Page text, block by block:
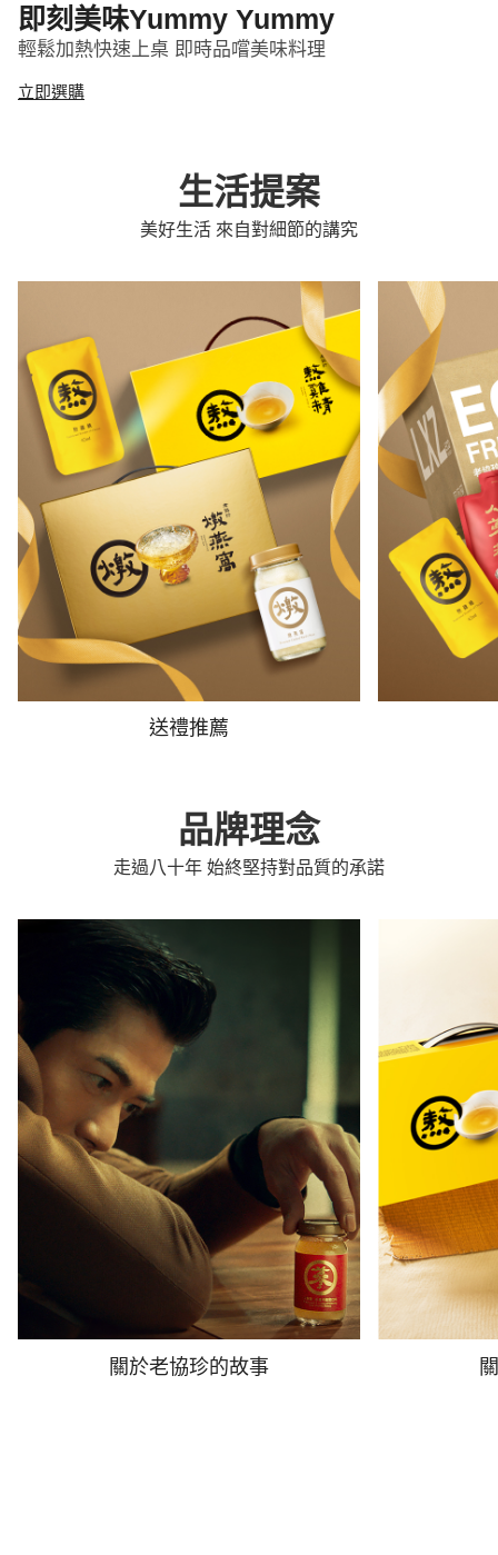
即刻美味Yummy Yummy
輕鬆加熱快速上桌 即時品嚐美味料理
立即選購
生活提案
美好生活 來自對細節的講究
送禮推薦
品牌理念
走過八十年 始終堅持對品質的承諾
關於老協珍的故事